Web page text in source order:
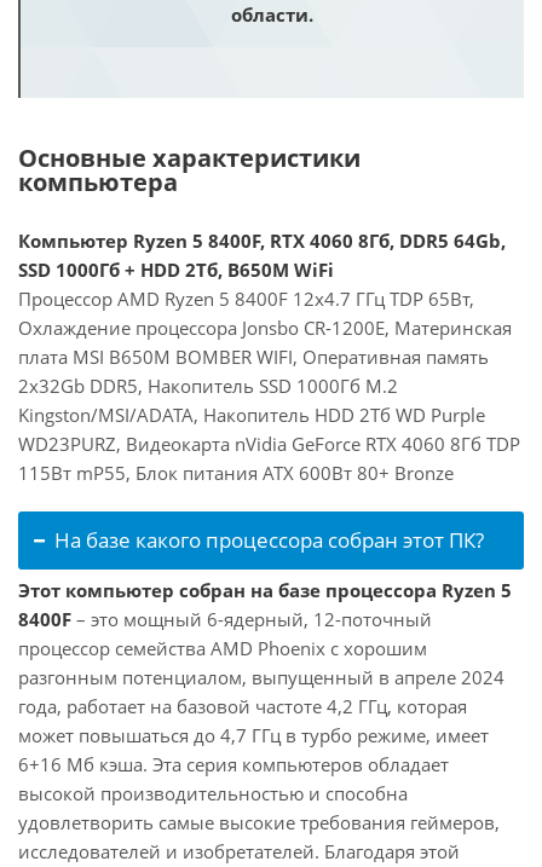
области.
Основные характеристики
компьютера
Компьютер Ryzen 5 8400F, RTX 4060 8Гб, DDR5 64Gb,
SSD 1000Гб + HDD 2Тб, B650M WiFi
Процессор AMD Ryzen 5 8400F 12x4.7 ГГц TDP 65Вт,
Охлаждение процессора Jonsbo CR-1200E, Материнская
плата MSI B650M BOMBER WIFI, Оперативная память
2x32Gb DDR5, Накопитель SSD 1000Гб M.2
Kingston/MSI/ADATA, Накопитель HDD 2Тб WD Purple
WD23PURZ, Видеокарта nVidia GeForce RTX 4060 8Гб TDP
115Вт mP55, Блок питания ATX 600Вт 80+ Bronze
На базе какого процессора собран этот ПК?
Этот компьютер собран на базе процессора Ryzen 5
8400F – это мощный 6-ядерный, 12-поточный
процессор семейства AMD Phoenix с хорошим
разгонным потенциалом, выпущенный в апреле 2024
года, работает на базовой частоте 4,2 ГГц, которая
может повышаться до 4,7 ГГц в турбо режиме, имеет
6+16 Мб кэша. Эта серия компьютеров обладает
высокой производительностью и способна
удовлетворить самые высокие требования геймеров,
исследователей и изобретателей. Благодаря этой